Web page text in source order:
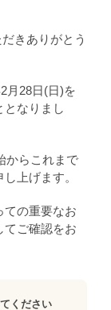
きありがとう
月28日(日)を
となりまし
からこれまで
上げます。
ての重要なお
てご確認をお
ください